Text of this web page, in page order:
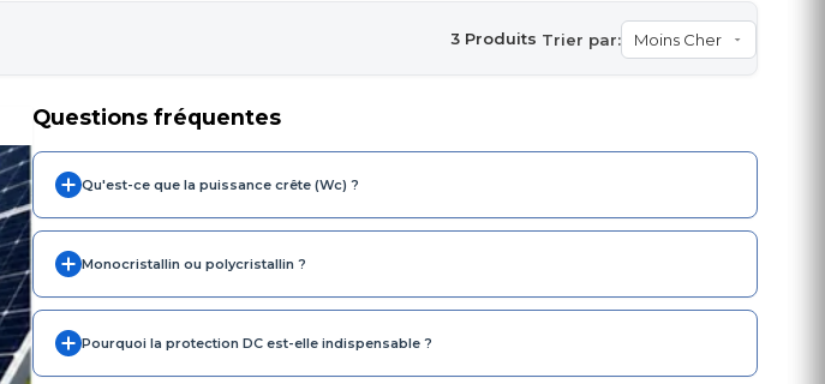
Trier par:
3 Produits
Questions fréquentes
Qu'est-ce que la puissance crête (Wc) ?
Monocristallin ou polycristallin ?
Pourquoi la protection DC est-elle indispensable ?